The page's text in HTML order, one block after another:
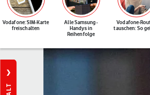
Vodafone: SIM-Karte
freischalten
Alle Samsung-
Handys in
Reihenfolge
Vodafone-
tauschen: So